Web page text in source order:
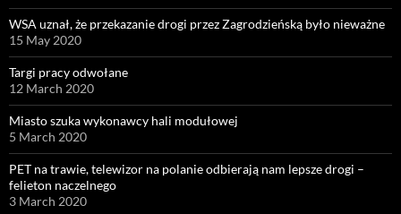
WSA uznał, że przekazanie drogi przez Zagrodzieńską było nieważne
15 May 2020
Targi pracy odwołane
12 March 2020
Miasto szuka wykonawcy hali modułowej
5 March 2020
PET na trawie, telewizor na polanie odbierają nam lepsze drogi –
felieton naczelnego
3 March 2020